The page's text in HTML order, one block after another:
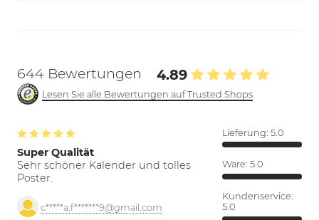
644 Bewertungen 4.89
Lesen Sie alle Bewertungen auf Trusted Shops
Super Qualität
Sehr schöner Kalender und tolles
Poster.
c*****a.f*******9@gmail.com
Lieferung: 5.0
Ware: 5.0
Kundenservice:
5.0